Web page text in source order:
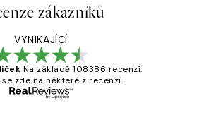
zákazníků
VYNIKAJÍCÍ
Na základě 108386 recenzí.
zde na některé z recenzí.